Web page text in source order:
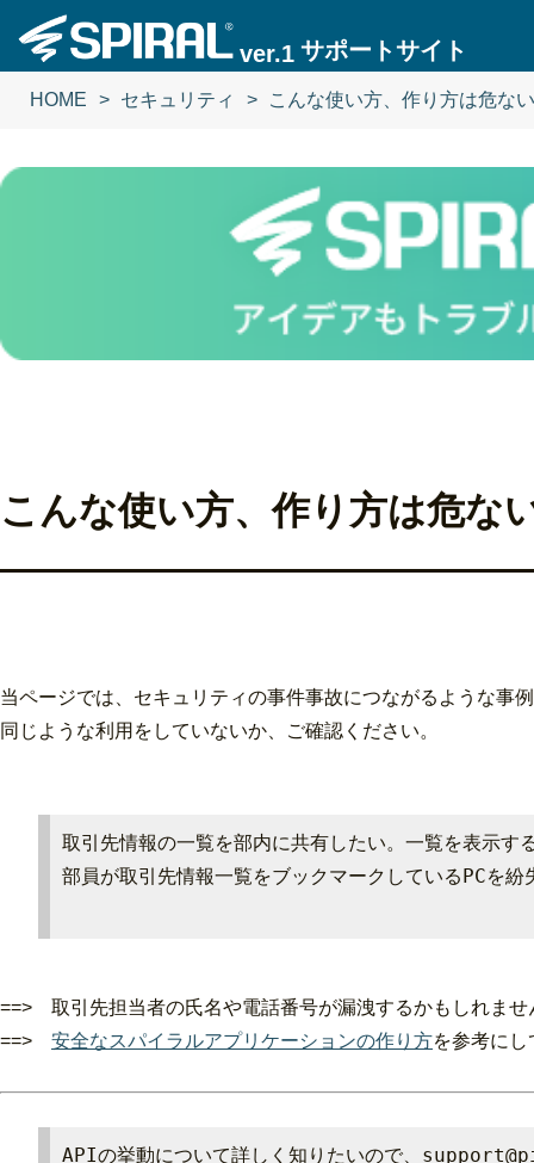
ver.1 サポートサイト
HOME セキュリティ こんな使い方、作り方は危ない
こんな使い方、作り方は危な
当ページでは、セキュリティの事件事故につながるような事
同じような利用をしていないか、ご確認ください。
取引先情報の一覧を部内に共有したい。一覧を表示
部員が取引先情報一覧をブックマークしているPCを紛
==> 取引先担当者の氏名や電話番号が漏洩するかもしれませ
==> 安全なスパイラルアプリケーションの作り方を参考に
APIの挙動について詳しく知りたいので、